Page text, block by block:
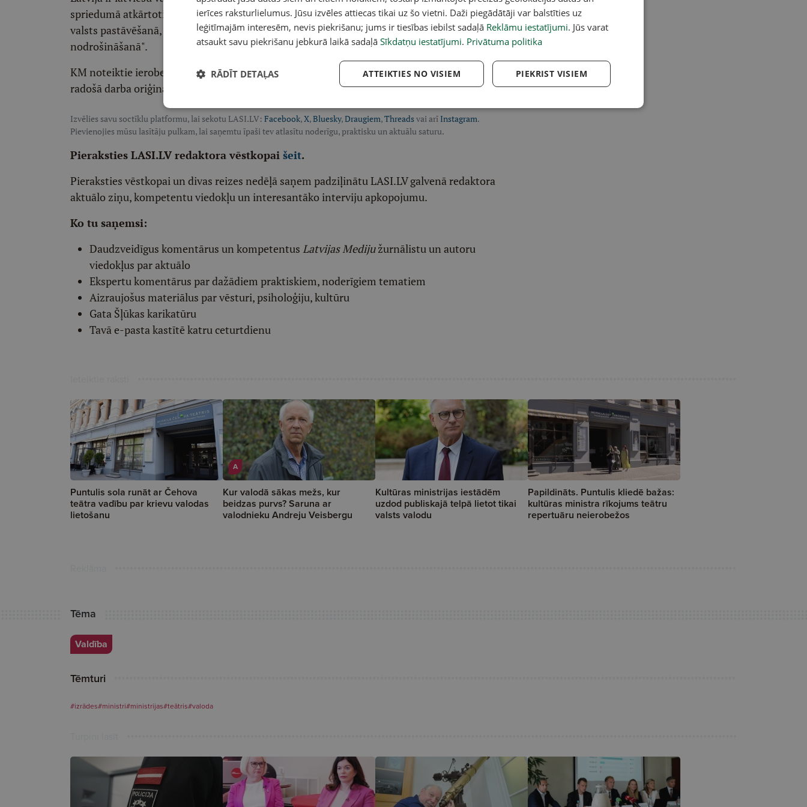
spriedumā atkārtoti ir uzsvērusi latviešu valodas kā vienīgās valsts valodas nozīmi Latvijas
valsts pastāvēšanā, demokrātiskas sabiedrības funkcionēšanā un sabiedrības saliedētības
nodrošināšanā".
KM noteiktie ierobežojumi nav attiecināmi uz profesionālo māksliniecisko darbību, ja
radošā darba oriģināls ir krievu valodā. Prasība iestādēm jāievieš līdz 30. jūlijam.
Izvēlies savu soctīklu platformu, lai sekotu LASI.LV: Facebook,X,Bluesky,Draugiem,Threadsvai arī Instagram.
Pievienojies mūsu lasītāju pulkam, lai saņemtu īpaši tev atlasītu noderīgu, praktisku un aktuālu saturu.
Pieraksties LASI.LV redaktora vēstkopai šeit.
Pieraksties vēstkopai un divas reizes nedēļā saņem padziļinātu LASI.LV galvenā redaktora
aktuālo ziņu, kompetentu viedokļu un interesantāko interviju apkopojumu.
Ko tu saņemsi:
Daudzveidīgus komentārus un kompetentus Latvijas Medijužurnālistu un autoru
viedokļus par aktuālo
Ekspertu komentārus par dažādiem praktiskiem, noderīgiem tematiem
Aizraujošus materiālus par vēsturi, psiholoģiju, kultūru
Gata Šļūkas karikatūru
Tavā e-pasta kastītē katru ceturtdienu
Puntulis sola runāt ar Čehova
teātra vadību par krievu valodas
lietošanu
A
Kur valodā sākas mežs, kur
beidzas purvs? Saruna ar
valodnieku Andreju Veisbergu
Kultūras ministrijas iestādēm
uzdod publiskajā telpā lietot tikai
valsts valodu
Papildināts. Puntulis kliedē bažas:
kultūras ministra rīkojums teātru
repertuāru neierobežos
Tēma
Valdība
Tēmturi
#izrādes#ministri#ministrijas#teātris#valoda
ierīces raksturlielumus. Jūsu izvēles attiecas tikai uz šo vietni. Daži piegādātāji var balstīties uz
leģitīmajām interesēm, nevis piekrišanu; jums ir tiesības iebilst sadaļā Reklāmu iestatījumi. Jūs varat
atsaukt savu piekrišanu jebkurā laikā sadaļā Sīkdatņu iestatījumi. Privātuma politika
PIEKRIST VISIEM
ATTEIKTIES NO VISIEM
RĀDĪT DETAĻAS